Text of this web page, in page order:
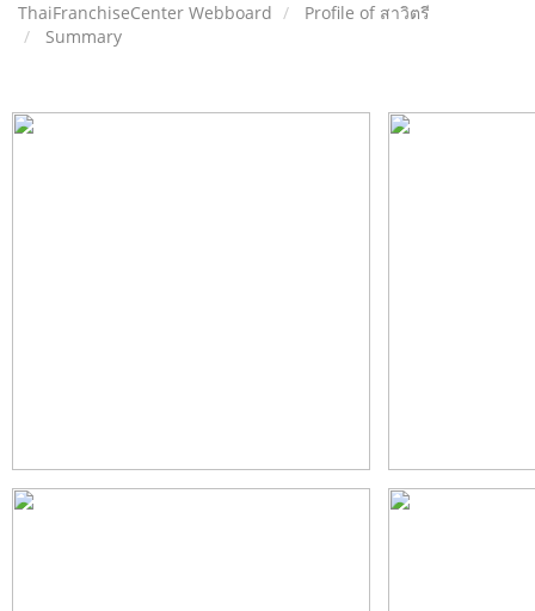
ThaiFranchiseCenter Webboard
Profile of สาวิตรี
Summary